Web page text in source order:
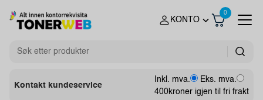
KONTO
0
Kontakt kundeservice
Inkl. mva.
Eks. mva.
400kroner igjen til fri frakt